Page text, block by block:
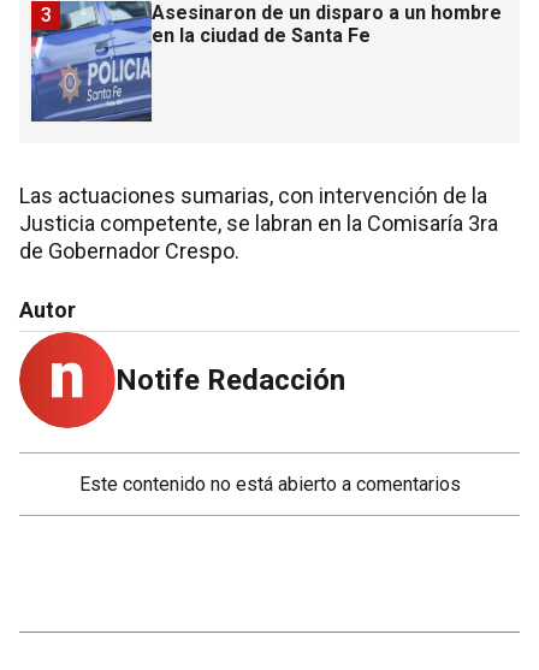
Asesinaron de un disparo a un hombre
en la ciudad de Santa Fe
3
Las actuaciones sumarias, con intervención de la
Justicia competente, se labran en la Comisaría 3ra
de Gobernador Crespo.
Autor
Notife Redacción
Este contenido no está abierto a comentarios